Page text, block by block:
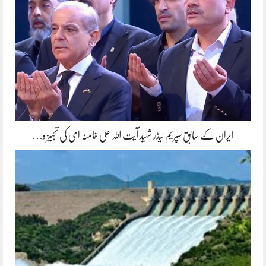
ایران کے سابق سپریم لیڈر شہید آیت اللہ علی خامنہ ای کی تجہیز و…